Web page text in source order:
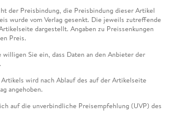
der Preisbindung, die Preisbindung dieser Artikel
wurde vom Verlag gesenkt. Die jeweils zutreffende
dargestellt. Angaben zu Preissenkungen
Preis.
Sie ein, dass Daten an den Anbieter der
wird nach Ablauf des auf der Artikelseite
angehoben.
auf die unverbindliche Preisempfehlung (UVP) des